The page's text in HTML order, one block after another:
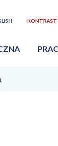
KONTRAST